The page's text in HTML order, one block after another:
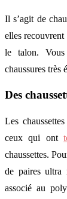
Il s’agit de
elles
le talon.
chaussures très
Des
Les
ceux qui ont
chaussettes.
de paires ultra
associé au